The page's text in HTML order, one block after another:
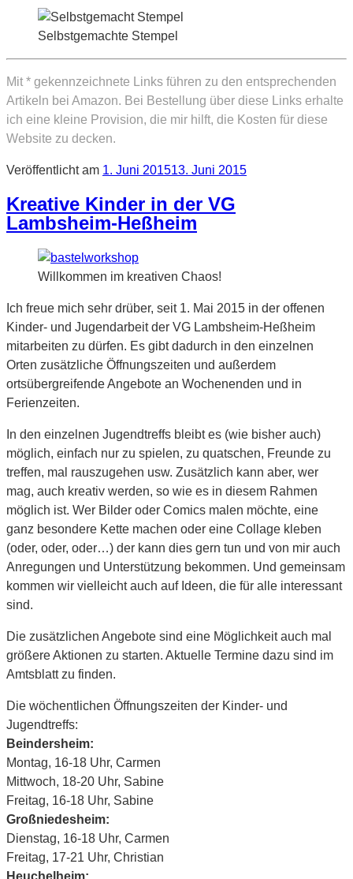
Selbstgemachte Stempel
Mit * gekennzeichnete Links führen zu den entsprechenden
Artikeln bei Amazon. Bei Bestellung über diese Links erhalte
ich eine kleine Provision, die mir hilft, die Kosten für diese
Website zu decken.
Veröffentlicht am 1. Juni 201513. Juni 2015
Kreative Kinder in der VG
Lambsheim-Heßheim
Willkommen im kreativen Chaos!
Ich freue mich sehr drüber, seit 1. Mai 2015 in der offenen
Kinder- und Jugendarbeit der VG Lambsheim-Heßheim
mitarbeiten zu dürfen. Es gibt dadurch in den einzelnen
Orten zusätzliche Öffnungszeiten und außerdem
ortsübergreifende Angebote an Wochenenden und in
Ferienzeiten.
In den einzelnen Jugendtreffs bleibt es (wie bisher auch)
möglich, einfach nur zu spielen, zu quatschen, Freunde zu
treffen, mal rauszugehen usw. Zusätzlich kann aber, wer
mag, auch kreativ werden, so wie es in diesem Rahmen
möglich ist. Wer Bilder oder Comics malen möchte, eine
ganz besondere Kette machen oder eine Collage kleben
(oder, oder, oder…) der kann dies gern tun und von mir auch
Anregungen und Unterstützung bekommen. Und gemeinsam
kommen wir vielleicht auch auf Ideen, die für alle interessant
sind.
Die zusätzlichen Angebote sind eine Möglichkeit auch mal
größere Aktionen zu starten. Aktuelle Termine dazu sind im
Amtsblatt zu finden.
Die wöchentlichen Öffnungszeiten der Kinder- und
Jugendtreffs:
Beindersheim:
Montag, 16-18 Uhr, Carmen
Mittwoch, 18-20 Uhr, Sabine
Freitag, 16-18 Uhr, Sabine
Großniedesheim:
Dienstag, 16-18 Uhr, Carmen
Freitag, 17-21 Uhr, Christian